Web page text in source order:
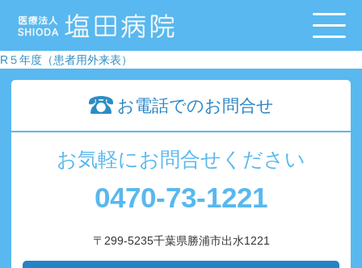
R５年度（患者用外来表）
お電話でのお問合せ
お気軽にお問合せください
0470-73-1221
〒299-5235千葉県勝浦市出水1221